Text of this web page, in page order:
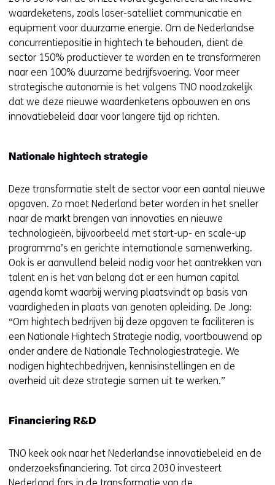
waardeketens, zoals laser-satelliet communicatie en
equipment voor duurzame energie. Om de Nederlandse
concurrentiepositie in hightech te behouden, dient de
sector 150% productiever te worden en te transformeren
naar een 100% duurzame bedrijfsvoering. Voor meer
strategische autonomie is het volgens TNO noodzakelijk
dat we deze nieuwe waardenketens opbouwen en ons
innovatiebeleid daar voor langere tijd op richten.
Nationale hightech strategie
Deze transformatie stelt de sector voor een aantal nieuwe
opgaven. Zo moet Nederland beter worden in het sneller
naar de markt brengen van innovaties en nieuwe
technologieën, bijvoorbeeld met start-up- en scale-up
programma’s en gerichte internationale samenwerking.
Ook is er aanvullend beleid nodig voor het aantrekken van
talent en is het van belang dat er een human capital
agenda komt waarbij werving plaatsvindt op basis van
vaardigheden in plaats van genoten opleiding. De Jong:
“Om hightech bedrijven bij deze opgaven te faciliteren is
een Nationale Hightech Strategie nodig, voortbouwend op
onder andere de Nationale Technologiestrategie. We
nodigen hightechbedrijven, kennisinstellingen en de
overheid uit deze strategie samen uit te werken.”
Financiering R&D
TNO keek ook naar het Nederlandse innovatiebeleid en de
onderzoeksfinanciering. Tot circa 2030 investeert